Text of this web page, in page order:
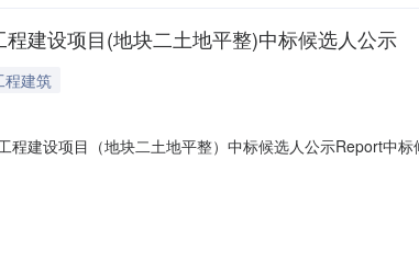
建设项目(地块二土地平整)中标候选人公示
程建筑
程建设项目（地块二土地平整）中标候选人公示Report中
标报价大写贰拾壹万贰仟零贰拾叁元肆角肆分小写